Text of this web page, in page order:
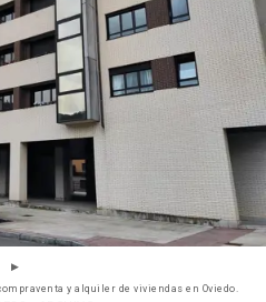
y alquiler de viviendas en Oviedo.